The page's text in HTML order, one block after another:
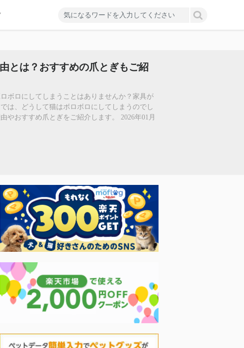
とは？おすすめの爪とぎもご紹
ボロにしてしまうことはありませんか？家具が
は、どうして猫はボロボロにしてしまうのでし
やおすすめ爪とぎをご紹介します。 2026年01月